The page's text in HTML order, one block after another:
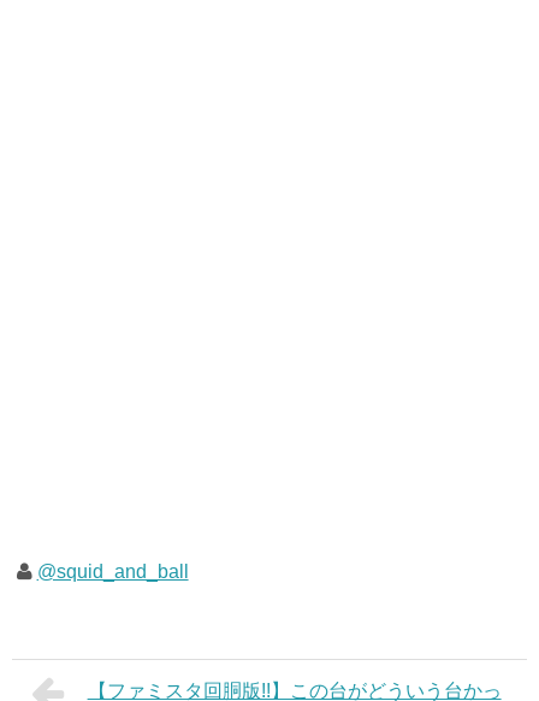
@squid_and_ball
【ファミスタ回胴版!!】この台がどういう台かっ